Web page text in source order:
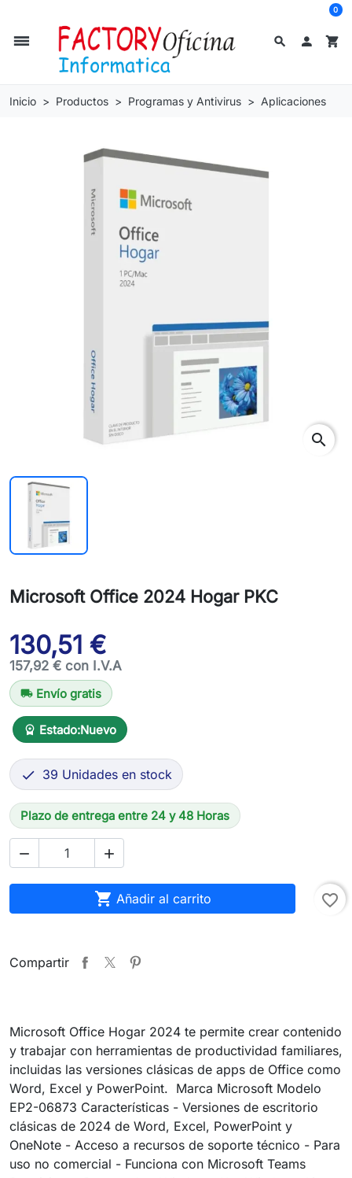
search
dehaze  shopping_cart
0
Inicio Productos Programas y Antivirus Aplicaciones
search
Microsoft Office 2024 Hogar PKC
130,51 €
157,92 € con I.V.A
local_shipping Envío gratis
workspace_premium Estado:Nuevo
 39 Unidades en stock
Plazo de entrega entre 24 y 48 Horas
 
 Añadir al carrito favorite_border
Compartir
Microsoft Office Hogar 2024 te permite crear contenido
y trabajar con herramientas de productividad familiares,
incluidas las versiones clásicas de apps de Office como
Word, Excel y PowerPoint. Marca Microsoft Modelo
EP2-06873 Características - Versiones de escritorio
clásicas de 2024 de Word, Excel, PowerPoint y
OneNote - Acceso a recursos de soporte técnico - Para
uso no comercial - Funciona con Microsoft Teams